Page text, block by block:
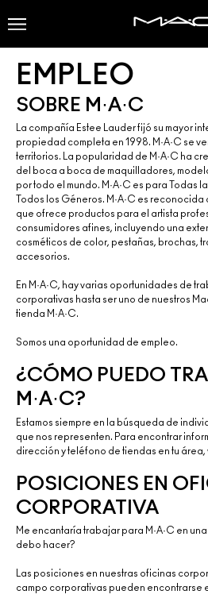
EMPLEO
SOBRE M·A·C
La compañía Estee Lauder fijó su mayor
propiedad completa en 1998. M·A·C se
territorios. La popularidad de M·A·C ha
del boca a boca de maquilladores,
por todo el mundo. M·A·C es para Todas
Todos los Géneros. M·A·C es
que ofrece productos para el artista
consumidores afines, incluyendo una
cosméticos de color, pestañas, brochas,
accesorios.
En M·A·C, hay varias oportunidades de
corporativas hasta ser uno de nuestros
tienda M·A·C.
Somos una oportunidad de empleo.
¿CÓMO PUEDO
M·A·C?
Estamos siempre en la búsqueda de
que nos representen. Para encontrar
dirección y teléfono de tiendas en tu área,
POSICIONES EN
CORPORATIVA
Me encantaría trabajar para M·A·C en
debo hacer?
Las posiciones en nuestras oficinas
campo corporativas pueden encontrarse